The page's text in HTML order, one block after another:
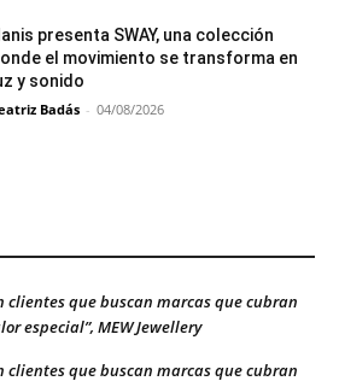
presenta SWAY, una colección
el movimiento se transforma en
y sonido
Badás - 04/08/2026
clientes que buscan marcas que cubran
especial”, MEW Jewellery
clientes que buscan marcas que cubran